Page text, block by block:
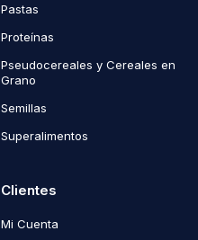
Pastas
Proteínas
Pseudocereales y Cereales en
Grano
Semillas
Superalimentos
Clientes
Mi Cuenta